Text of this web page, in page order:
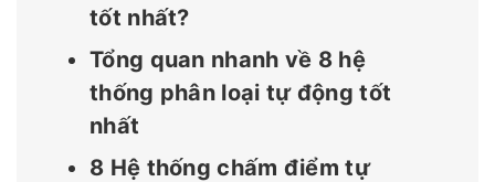
tốt nhất?
Tổng quan nhanh về 8 hệ
thống phân loại tự động tốt
nhất
8 Hệ thống chấm điểm tự